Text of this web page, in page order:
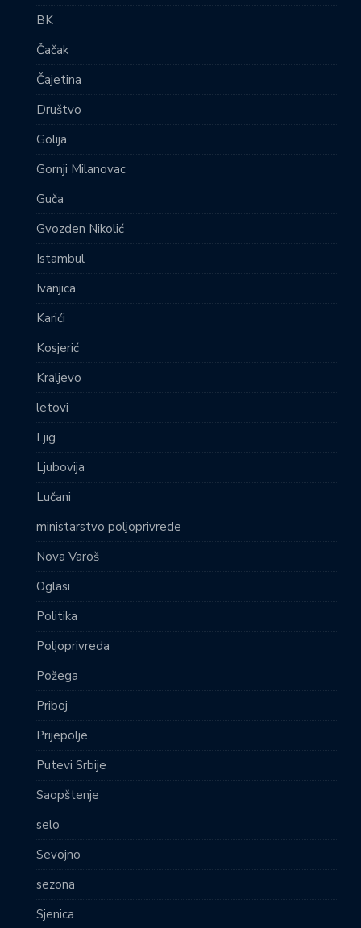
BK
Čačak
Čajetina
Društvo
Golija
Gornji Milanovac
Guča
Gvozden Nikolić
Istambul
Ivanjica
Karići
Kosjerić
Kraljevo
letovi
Ljig
Ljubovija
Lučani
ministarstvo poljoprivrede
Nova Varoš
Oglasi
Politika
Poljoprivreda
Požega
Priboj
Prijepolje
Putevi Srbije
Saopštenje
selo
Sevojno
sezona
Sjenica